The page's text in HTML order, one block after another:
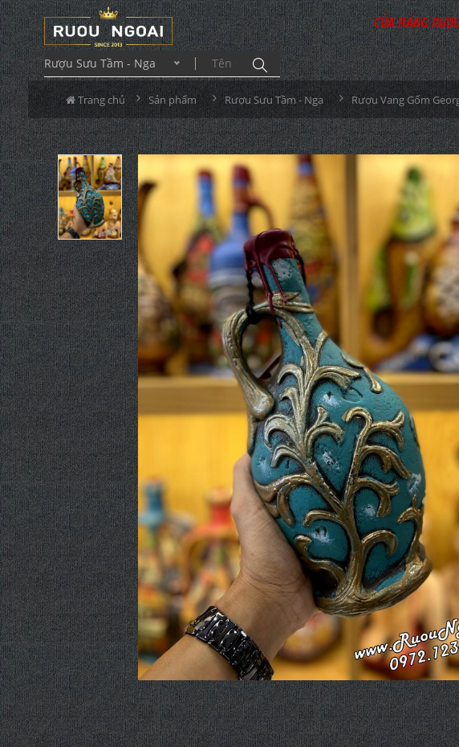
Rượu Sưu Tầm - Nga
CỬA HÀNG
Trang chủ Sản phẩm Rượu Sưu Tầm - Nga